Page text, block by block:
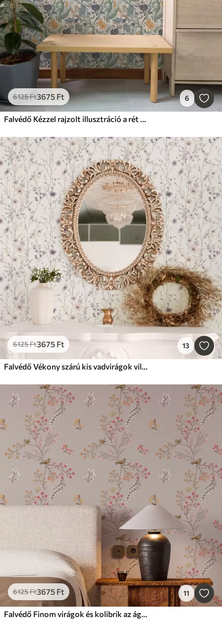
6125Ft3675 Ft 6
Falvédő Kézzel rajzolt illusztráció a rét virágai meleg színekben
6125Ft3675 Ft 13
Falvédő Vékony szárú kis vadvirágok világos háttéren
6125Ft3675 Ft 11
Falvédő Finom virágok és kolibrik az ágakon